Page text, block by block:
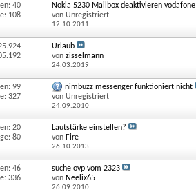
40
108
Nokia 5230 Mailbox deaktivieren vodafone
von Unregistriert
12.10.2011
Urlaub
von zisselmann
24.03.2019
99
327
nimbuzz messenger funktioniert nicht
von Unregistriert
24.09.2010
20
80
Lautstärke einstellen?
von Fire
26.10.2013
46
336
suche ovp vom 2323
von Neelix65
26.09.2010